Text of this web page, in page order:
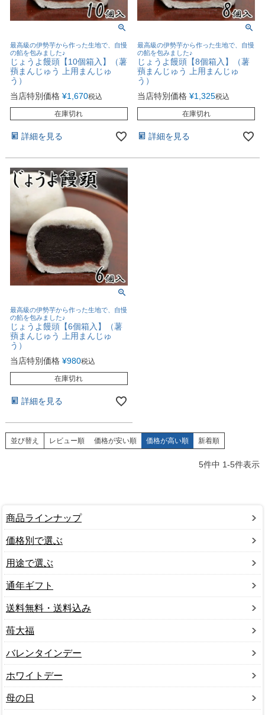
最高級の伊勢芋から作った生地で、自慢
の餡を包みました♪
じょうよ饅頭【10個箱入】（薯
蕷まんじゅう 上用まんじゅ
う）
当店特別価格 ¥1,670税込
在庫切れ
詳細を見る
最高級の伊勢芋から作った生地で、自慢
の餡を包みました♪
じょうよ饅頭【8個箱入】（薯
蕷まんじゅう 上用まんじゅ
う）
当店特別価格 ¥1,325税込
在庫切れ
詳細を見る
最高級の伊勢芋から作った生地で、自慢
の餡を包みました♪
じょうよ饅頭【6個箱入】（薯
蕷まんじゅう 上用まんじゅ
う）
当店特別価格 ¥980税込
在庫切れ
詳細を見る
並び替え レビュー順 価格が安い順 価格が高い順 新着順
5件中 1-5件表示
商品ラインナップ
価格別で選ぶ
用途で選ぶ
通年ギフト
送料無料・送料込み
苺大福
バレンタインデー
ホワイトデー
母の日